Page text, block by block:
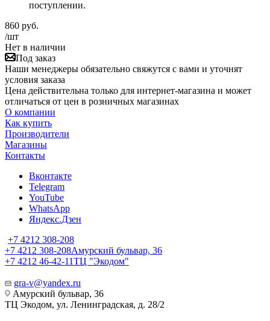
поступлении.
860 руб.
/шт
Нет в наличии
Под заказ
Наши менеджеры обязательно свяжутся с вами и уточнят
условия заказа
Цена действительна только для интернет-магазина и может
отличаться от цен в розничных магазинах
О компании
Как купить
Производители
Магазины
Контакты
Вконтакте
Telegram
YouTube
WhatsApp
Яндекс.Дзен
+7 4212 308-208
+7 4212 308-208Амурский бульвар, 36
+7 4212 46-42-11ТЦ "Экодом"
gra-v@yandex.ru
Амурский бульвар, 36
ТЦ Экодом, ул. Ленинградская, д. 28/2